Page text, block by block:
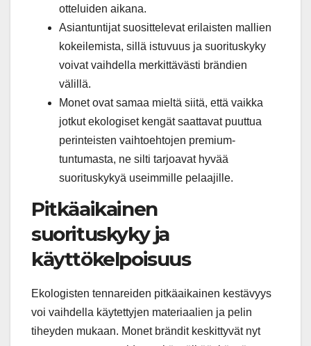
otteluiden aikana.
Asiantuntijat suosittelevat erilaisten mallien
kokeilemista, sillä istuvuus ja suorituskyky
voivat vaihdella merkittävästi brändien
välillä.
Monet ovat samaa mieltä siitä, että vaikka
jotkut ekologiset kengät saattavat puuttua
perinteisten vaihtoehtojen premium-
tuntumasta, ne silti tarjoavat hyvää
suorituskykyä useimmille pelaajille.
Pitkäaikainen
suorituskyky ja
käyttökelpoisuus
Ekologisten tennareiden pitkäaikainen kestävyys
voi vaihdella käytettyjen materiaalien ja pelin
tiheyden mukaan. Monet brändit keskittyvät nyt